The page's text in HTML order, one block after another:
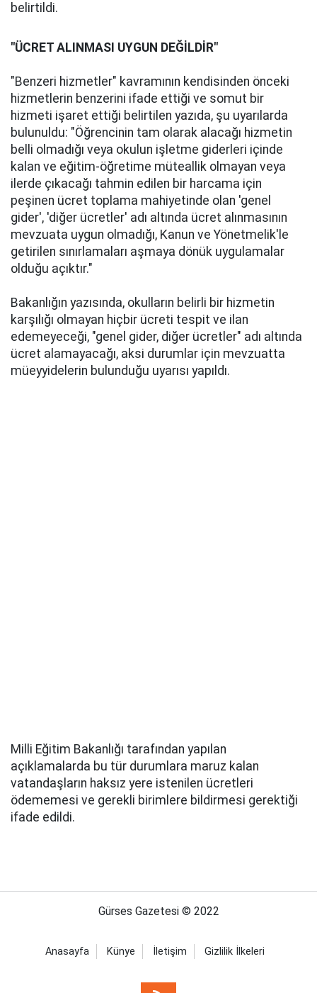
belirtildi.
"ÜCRET ALINMASI UYGUN DEĞİLDİR"
"Benzeri hizmetler" kavramının kendisinden önceki
hizmetlerin benzerini ifade ettiği ve somut bir
hizmeti işaret ettiği belirtilen yazıda, şu uyarılarda
bulunuldu: "Öğrencinin tam olarak alacağı hizmetin
belli olmadığı veya okulun işletme giderleri içinde
kalan ve eğitim-öğretime müteallik olmayan veya
ilerde çıkacağı tahmin edilen bir harcama için
peşinen ücret toplama mahiyetinde olan 'genel
gider', 'diğer ücretler' adı altında ücret alınmasının
mevzuata uygun olmadığı, Kanun ve Yönetmelik'le
getirilen sınırlamaları aşmaya dönük uygulamalar
olduğu açıktır."
Bakanlığın yazısında, okulların belirli bir hizmetin
karşılığı olmayan hiçbir ücreti tespit ve ilan
edemeyeceği, "genel gider, diğer ücretler" adı altında
ücret alamayacağı, aksi durumlar için mevzuatta
müeyyidelerin bulunduğu uyarısı yapıldı.
Milli Eğitim Bakanlığı tarafından yapılan
açıklamalarda bu tür durumlara maruz kalan
vatandaşların haksız yere istenilen ücretleri
ödememesi ve gerekli birimlere bildirmesi gerektiği
ifade edildi.
Gürses Gazetesi © 2022
Anasayfa Künye İletişim Gizlilik İlkeleri